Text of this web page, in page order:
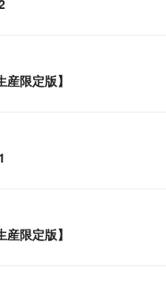
限定版】
限定版】